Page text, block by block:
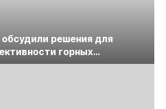
решения для
горных